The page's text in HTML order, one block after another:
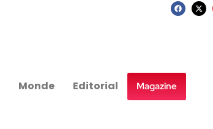
Monde Editorial Magazine